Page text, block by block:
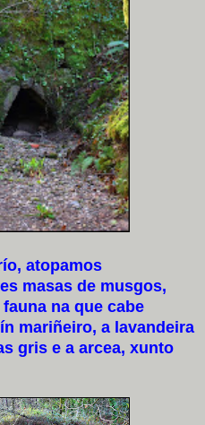
atopamos
masas de musgos,
na que cabe
mariñeiro, a lavandeira
gris e a arcea, xunto